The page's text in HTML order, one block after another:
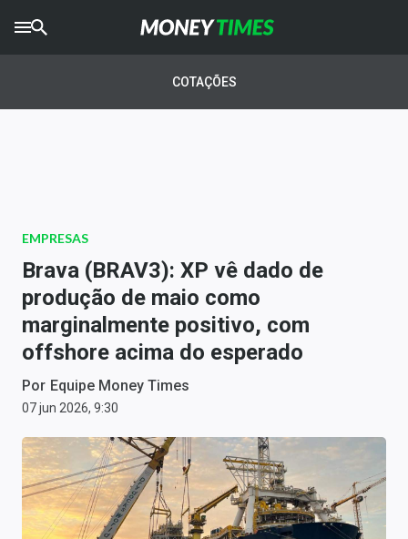
AGROTIMES
Newsletters
Money Trader
Anuncie
Últimas Notícias
Newsletters
Cotações
Comprar ou vender?
COTAÇÕES
EMPRESAS
Brava (BRAV3): XP vê dado de
produção de maio como
marginalmente positivo, com
offshore acima do esperado
Por Equipe Money Times
07 jun 2026, 9:30